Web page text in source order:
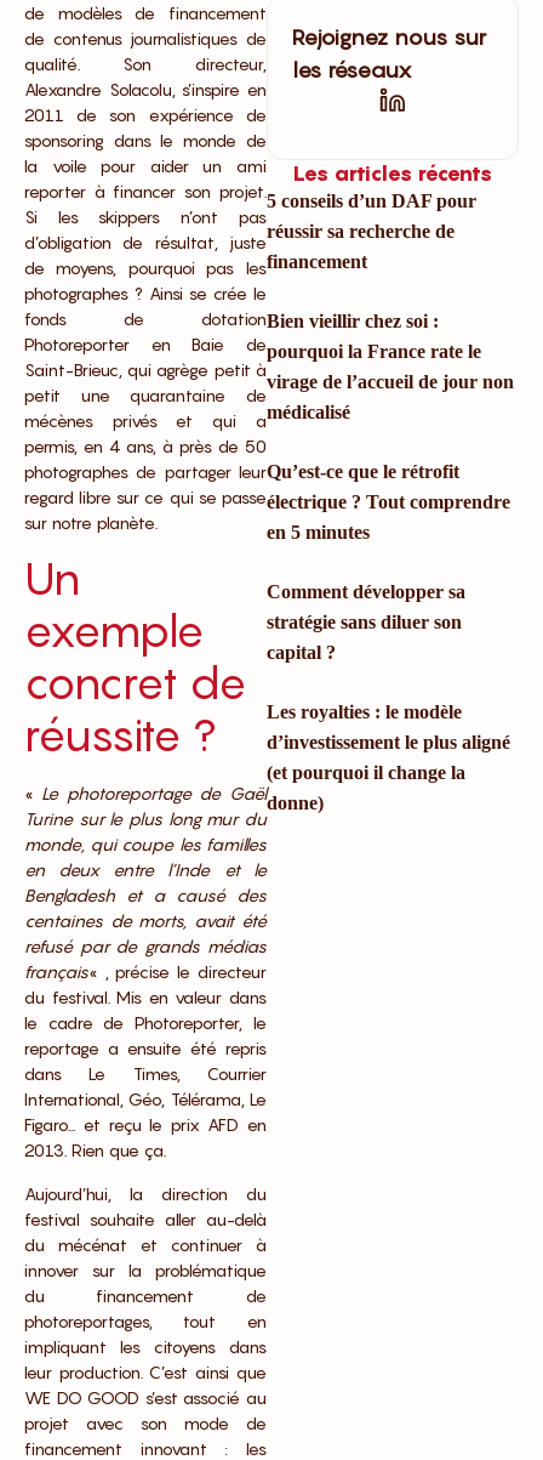
de modèles de financement
de contenus journalistiques de
qualité. Son directeur,
Alexandre Solacolu, s’inspire en
2011 de son expérience de
sponsoring dans le monde de
la voile pour aider un ami
reporter à financer son projet.
Si les skippers n’ont pas
d’obligation de résultat, juste
de moyens, pourquoi pas les
photographes ? Ainsi se crée le
fonds de dotation
Photoreporter en Baie de
Saint-Brieuc, qui agrège petit à
petit une quarantaine de
mécènes privés et qui a
permis, en 4 ans, à près de 50
photographes de partager leur
regard libre sur ce qui se passe
sur notre planète.
Un
exemple
concret de
réussite ?
« Le photoreportage de Gaël
Turine sur le plus long mur du
monde, qui coupe les familles
en deux entre l’Inde et le
Bengladesh et a causé des
centaines de morts, avait été
refusé par de grands médias
français« , précise le directeur
du festival. Mis en valeur dans
le cadre de Photoreporter, le
reportage a ensuite été repris
dans Le Times, Courrier
International, Géo, Télérama, Le
Figaro… et reçu le prix AFD en
2013. Rien que ça.
Aujourd’hui, la direction du
festival souhaite aller au-delà
du mécénat et continuer à
innover sur la problématique
du financement de
photoreportages, tout en
impliquant les citoyens dans
leur production. C’est ainsi que
WE DO GOOD s’est associé au
projet avec son mode de
financement innovant : les
Rejoignez nous sur
les réseaux
Les articles récents
5 conseils d’un DAF pour
réussir sa recherche de
financement
Bien vieillir chez soi :
pourquoi la France rate le
virage de l’accueil de jour non
médicalisé
Qu’est-ce que le rétrofit
électrique ? Tout comprendre
en 5 minutes
Comment développer sa
stratégie sans diluer son
capital ?
Les royalties : le modèle
d’investissement le plus aligné
(et pourquoi il change la
donne)